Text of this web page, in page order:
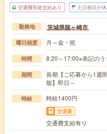
交通費別途支給あり 土日祝日が
勤務地 茨城県龍ヶ崎市
曜日頻度 月～金・祝
時間 8:20～17:00※表記のう
期間
長期【ご応募から1週
能】即日～
時給 時給1400円
交通費
交通費支給有り